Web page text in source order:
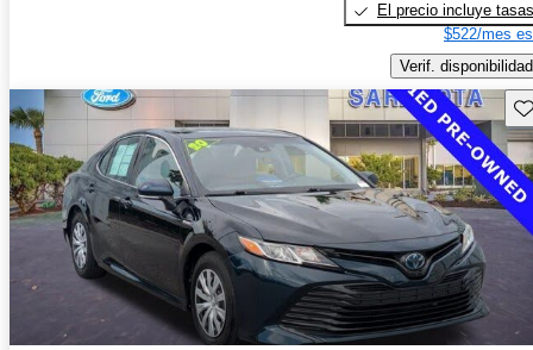
El precio incluye tasas
$522/mes
Verif. disponibilidad